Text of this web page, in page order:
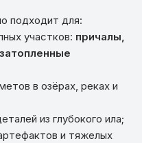
подходит для:
участков: причалы,
в озёрах, реках и
из глубокого ила;
и тяжелых